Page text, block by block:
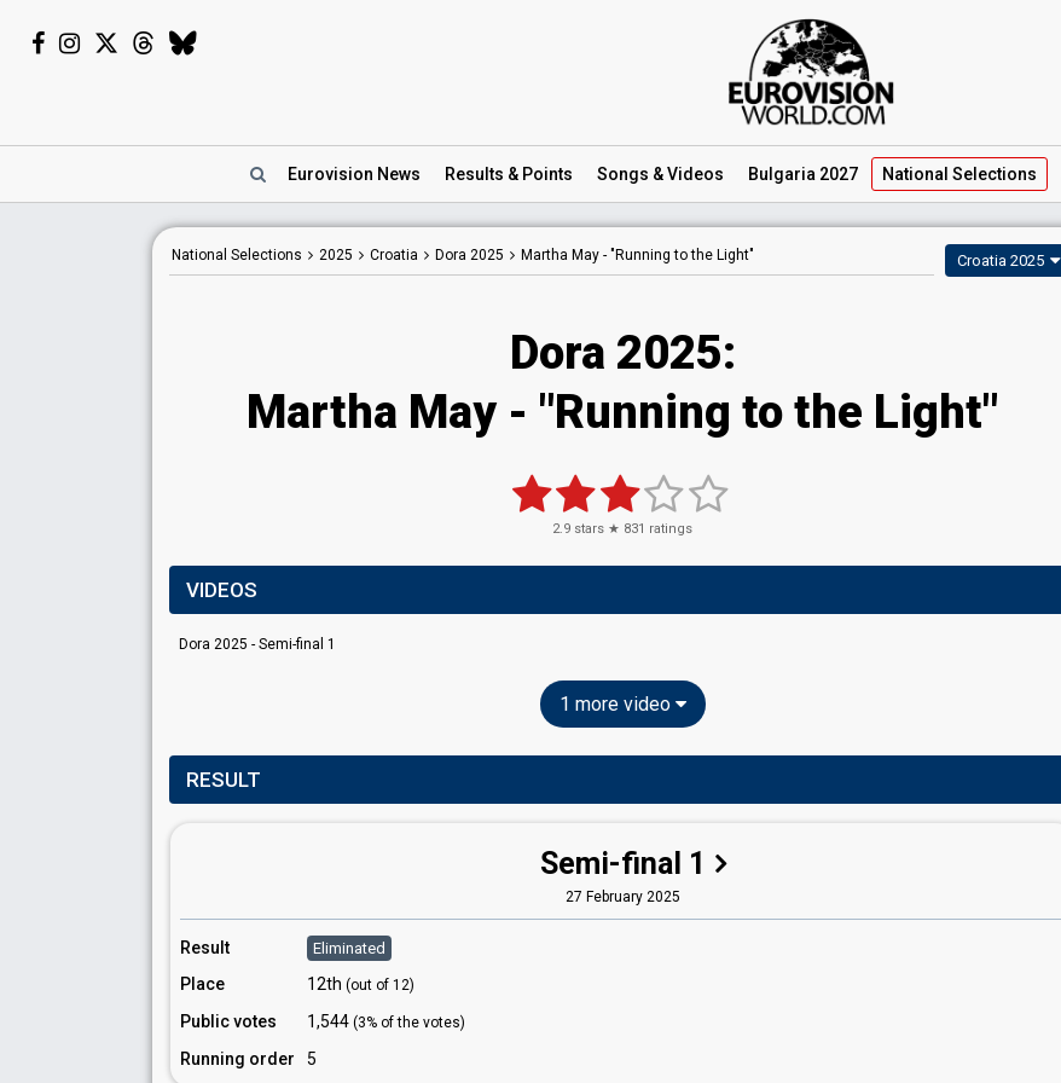
Eurovision News Results & Points Songs & Videos Bulgaria 2027 National Selections
National Selections 2025 Croatia Dora 2025 Martha May - "Running to the Light" Croatia 2025
Dora 2025:
Martha May- "Running to the Light"
2.9 stars ★ 831 ratings
VIDEOS
Dora 2025 - Semi-final 1
1 more video
RESULT
Semi-final 1
27 February 2025
Result Eliminated
Place 12th (out of 12)
Public votes 1,544 (3% of the votes)
Running order 5